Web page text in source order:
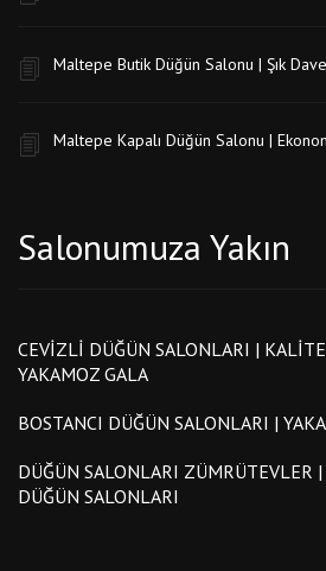
Maltepe Butik Düğün Salonu | Şık
Maltepe Kapalı Düğün Salonu |
Salonumuza Yakın
CEVIZLI DÜĞÜN SALONLARI |
YAKAMOZ GALA
BOSTANCI DÜĞÜN SALONLARI |
DÜĞÜN SALONLARI ZÜMRÜTEVLER
DÜĞÜN SALONLARI